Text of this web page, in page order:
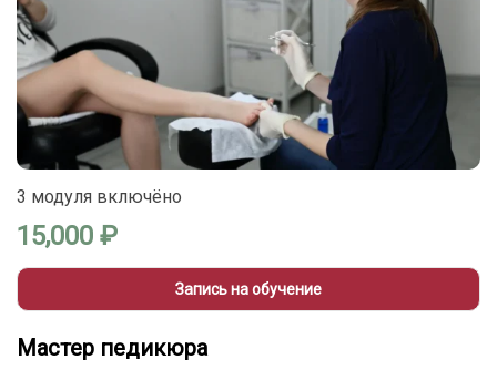
3 модуля включёно
15,000 ₽
Запись на обучение
Мастер педикюра